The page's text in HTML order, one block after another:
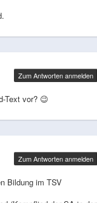
Text vor? 😉
Zum Antworten anmelden
Bildung im TSV
Zum Antworten anmelden